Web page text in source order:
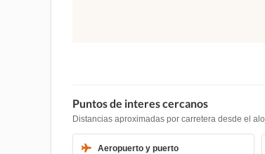
Puntos de interes cercanos
Distancias aproximadas por carretera desde el
Aeropuerto y puerto